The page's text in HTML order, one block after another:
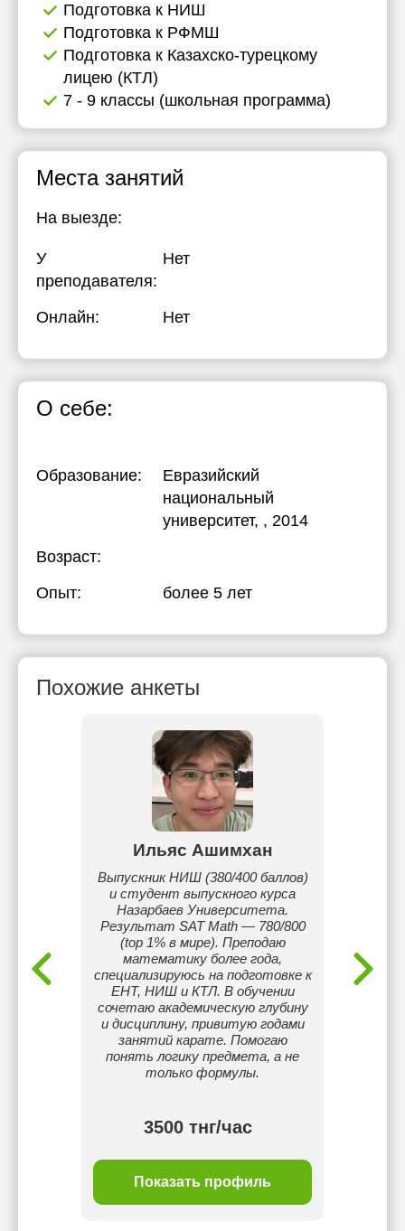
Подготовка к НИШ
Подготовка к РФМШ
Подготовка к Казахско-турецкому
лицею (КТЛ)
7 - 9 классы (школьная программа)
Места занятий
На выезде:
У
преподавателя:
Нет
Онлайн: Нет
О себе:
Образование:
Евразийский
национальный
университет, , 2014
Возраст:
Опыт:
более 5 лет
Похожие анкеты
Ильяс Ашимхан
Выпускник НИШ (380/400 баллов)
и студент выпускного курса
Назарбаев Университета.
Результат SAT Math — 780/800
(top 1% в мире). Преподаю
математику более года,
специализируюсь на подготовке к
ЕНТ, НИШ и КТЛ. В обучении
сочетаю академическую глубину
и дисциплину, привитую годами
занятий карате. Помогаю
понять логику предмета, а не
только формулы.
3500 тнг/час
Показать профиль